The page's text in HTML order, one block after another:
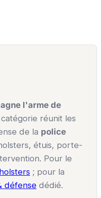
l'arme de
réunit les
de la police
étuis, porte-
Pour le
holsters ; pour la
défense dédié.